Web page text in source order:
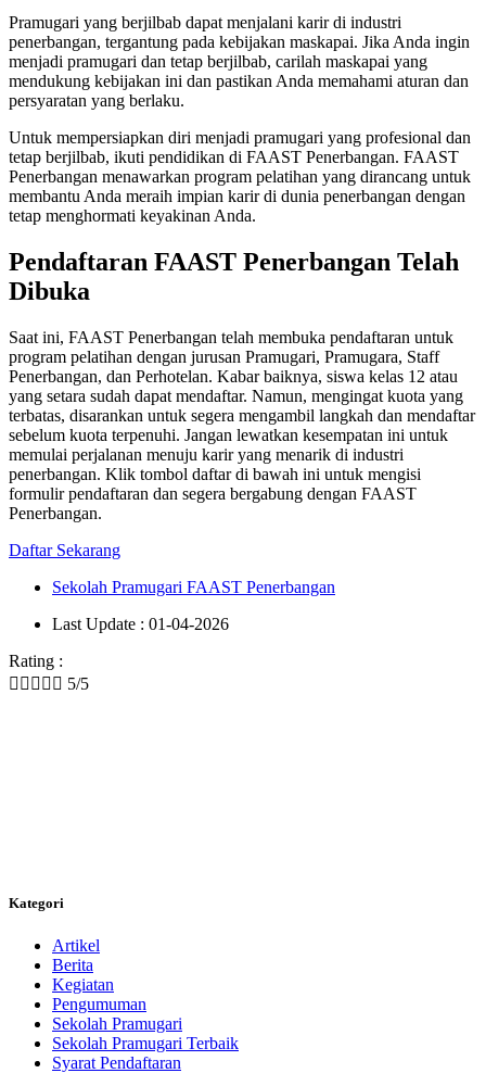
Pramugari yang berjilbab dapat menjalani karir di industri
penerbangan, tergantung pada kebijakan maskapai. Jika Anda ingin
menjadi pramugari dan tetap berjilbab, carilah maskapai yang
mendukung kebijakan ini dan pastikan Anda memahami aturan dan
persyaratan yang berlaku.
Untuk mempersiapkan diri menjadi pramugari yang profesional dan
tetap berjilbab, ikuti pendidikan di FAAST Penerbangan. FAAST
Penerbangan menawarkan program pelatihan yang dirancang untuk
membantu Anda meraih impian karir di dunia penerbangan dengan
tetap menghormati keyakinan Anda.
Pendaftaran FAAST Penerbangan Telah
Dibuka
Saat ini, FAAST Penerbangan telah membuka pendaftaran untuk
program pelatihan dengan jurusan Pramugari, Pramugara, Staff
Penerbangan, dan Perhotelan. Kabar baiknya, siswa kelas 12 atau
yang setara sudah dapat mendaftar. Namun, mengingat kuota yang
terbatas, disarankan untuk segera mengambil langkah dan mendaftar
sebelum kuota terpenuhi. Jangan lewatkan kesempatan ini untuk
memulai perjalanan menuju karir yang menarik di industri
penerbangan. Klik tombol daftar di bawah ini untuk mengisi
formulir pendaftaran dan segera bergabung dengan FAAST
Penerbangan.
Daftar Sekarang
Sekolah Pramugari FAAST Penerbangan
Last Update : 01-04-2026
Rating :
     5/5
Kategori
Artikel
Berita
Kegiatan
Pengumuman
Sekolah Pramugari
Sekolah Pramugari Terbaik
Syarat Pendaftaran